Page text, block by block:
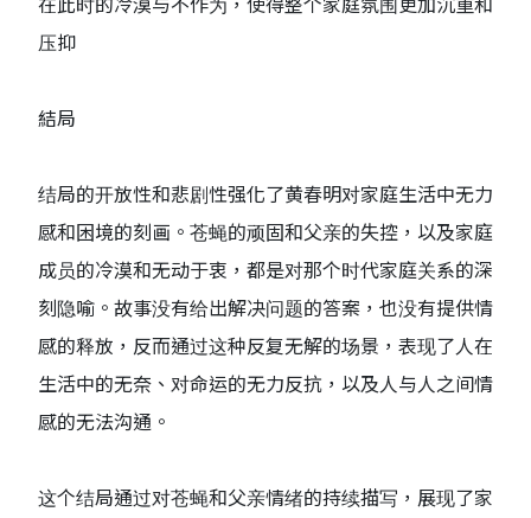
压抑
結局
结局的开放性和悲剧性强化了黄春明对家庭生活中无力
感和困境的刻画。苍蝇的顽固和父亲的失控，以及家庭
成员的冷漠和无动于衷，都是对那个时代家庭关系的深
刻隐喻。故事没有给出解决问题的答案，也没有提供情
感的释放，反而通过这种反复无解的场景，表现了人在
生活中的无奈、对命运的无力反抗，以及人与人之间情
感的无法沟通。
这个结局通过对苍蝇和父亲情绪的持续描写，展现了家